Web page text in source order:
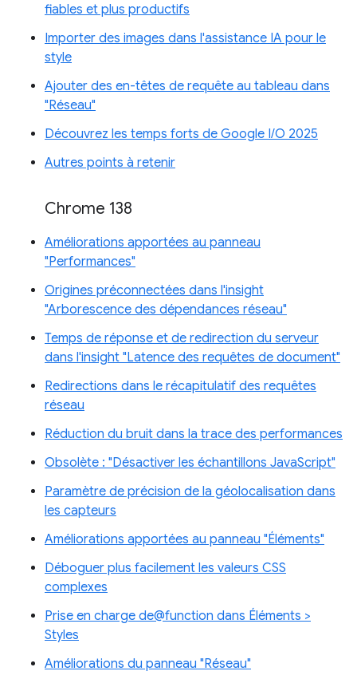
fiables et plus productifs
Importer des images dans l'assistance IA pour le
style
Ajouter des en-têtes de requête au tableau dans
"Réseau"
Découvrez les temps forts de Google I/O 2025
Autres points à retenir
Chrome 138
Améliorations apportées au panneau
"Performances"
Origines préconnectées dans l'insight
"Arborescence des dépendances réseau"
Temps de réponse et de redirection du serveur
dans l'insight "Latence des requêtes de document"
Redirections dans le récapitulatif des requêtes
réseau
Réduction du bruit dans la trace des performances
Obsolète : "Désactiver les échantillons JavaScript"
Paramètre de précision de la géolocalisation dans
les capteurs
Améliorations apportées au panneau "Éléments"
Déboguer plus facilement les valeurs CSS
complexes
Prise en charge de@function dans Éléments >
Styles
Améliorations du panneau "Réseau"